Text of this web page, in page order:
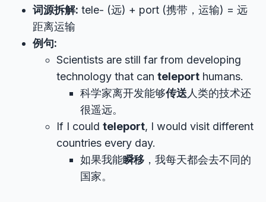
词源拆解: tele- (远) + port (携带，运输) = 远
距离运输
例句:
Scientists are still far from developing
technology that can teleport humans.
科学家离开发能够传送 人类的技术还
很遥远。
If I could teleport, I would visit different
countries every day.
如果我能瞬移 ，我每天都会去不同的
国家。